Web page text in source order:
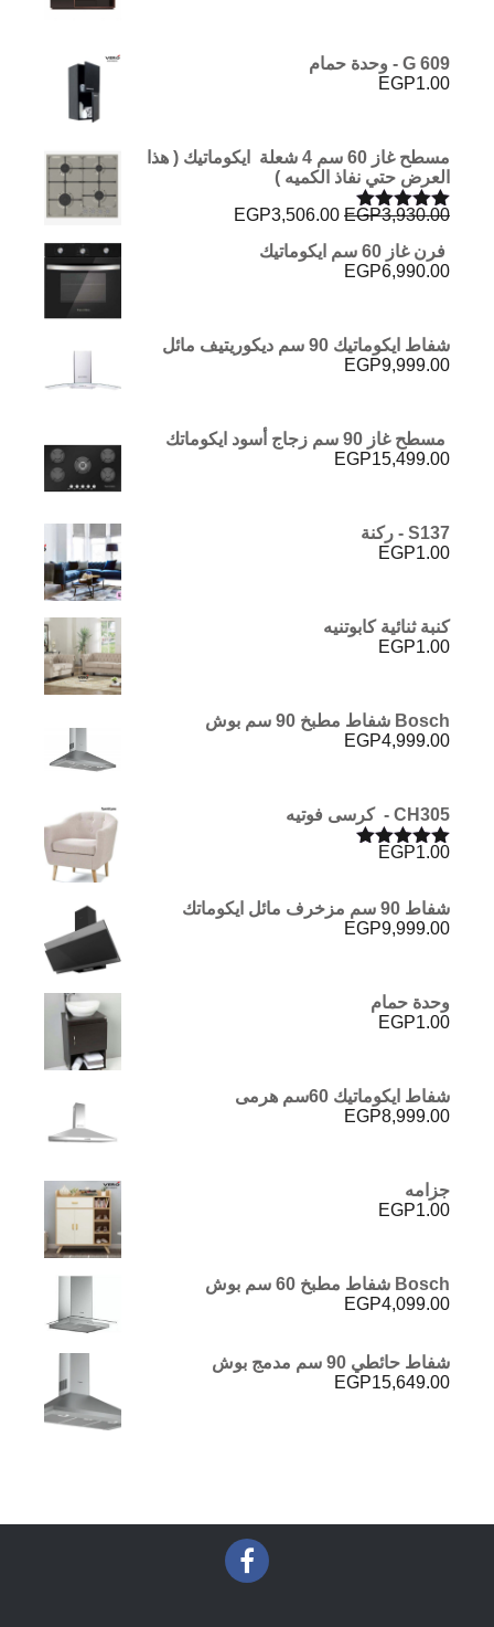
G 609 - وحدة حمام
EGP1.00
مسطح غاز 60 سم 4 شعلة ايكوماتيك ( هذا
العرض حتي نفاذ الكميه )
تم التقييم
من 5
EGP3,930.00
السعر
هو:
EGP3,506.00
فرن غاز 60 سم ايكوماتيك
EGP6,990.00
شفاط ايكوماتيك 90 سم ديكوريتيف مائل
EGP9,999.00
مسطح غاز 90 سم زجاج أسود ايكوماتك
EGP15,499.00
S137 - ركنة
EGP1.00
كنبة ثنائية كابوتنيه
EGP1.00
Bosch شفاط مطبخ 90 سم بوش
EGP4,999.00
CH305 - كرسى فوتيه
تم التقييم
EGP1.00
شفاط 90 سم مزخرف مائل ايكوماتك
EGP9,999.00
وحدة حمام
EGP1.00
شفاط ايكوماتيك 60سم هرمى
EGP8,999.00
جزامه
EGP1.00
Bosch شفاط مطبخ 60 سم بوش
EGP4,099.00
شفاط حائطي 90 سم مدمج بوش
EGP15,649.00